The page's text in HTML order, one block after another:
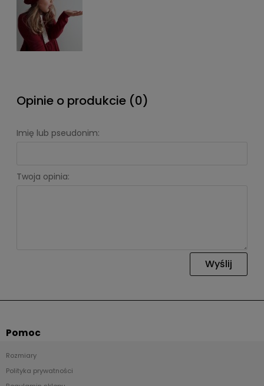
Opinie o produkcie (0)
Imię lub pseudonim:
Twoja opinia:
Wyślij
Pomoc
Rozmiary
Polityka prywatności